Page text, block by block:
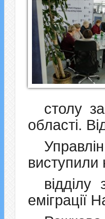
столу
області.
виступили
відділу
еміграції